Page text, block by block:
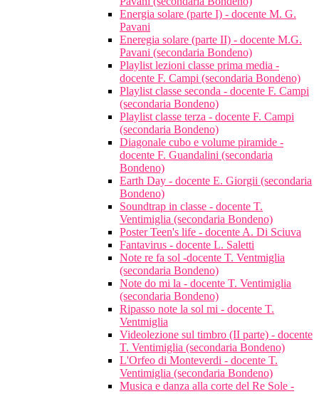
Energia solare (parte I) - docente M. G.
Pavani
Eneregia solare (parte II) - docente M.G.
Pavani (secondaria Bondeno)
Playlist lezioni classe prima media -
docente F. Campi (secondaria Bondeno)
Playlist classe seconda - docente F. Campi
(secondaria Bondeno)
Playlist classe terza - docente F. Campi
(secondaria Bondeno)
Diagonale cubo e volume piramide -
docente F. Guandalini (secondaria
Bondeno)
Earth Day - docente E. Giorgii (secondaria
Bondeno)
Soundtrap in classe - docente T.
Ventimiglia (secondaria Bondeno)
Poster Teen's life - docente A. Di Sciuva
Fantavirus - docente L. Saletti
Note re fa sol -docente T. Ventmiglia
(secondaria Bondeno)
Note do mi la - docente T. Ventimiglia
(secondaria Bondeno)
Ripasso note la sol mi - docente T.
Ventmiglia
Videolezione sul timbro (II parte) - docente
T. Ventimiglia (secondaria Bondeno)
L'Orfeo di Monteverdi - docente T.
Ventimiglia (secondaria Bondeno)
Musica e danza alla corte del Re Sole -